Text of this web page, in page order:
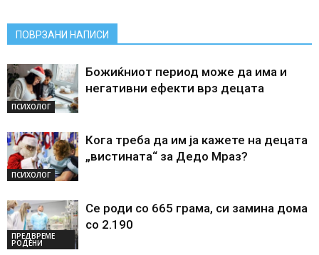
ПОВРЗАНИ НАПИСИ
ПСИХОЛОГ
Божиќниот период може да има и
негативни ефекти врз децата
ПСИХОЛОГ
Кога треба да им ја кажете на децата
„вистината“ за Дедо Мраз?
ПРЕДВРЕМЕ
РОДЕНИ
Се роди со 665 грама, си замина дома
со 2.190